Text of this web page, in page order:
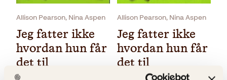
Allison Pearson, Nina Aspen
Jeg fatter ikke
hvordan hun får
det til
Allison Pearson, Nina Aspen
Jeg fatter ikke
hvordan hun får
det til